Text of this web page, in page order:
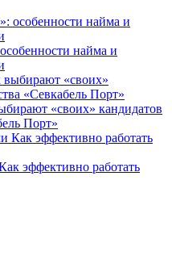
найма и
«своих» кандидатов
Порт»
эффективно работать